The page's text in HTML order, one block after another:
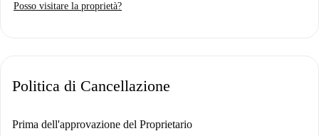
Posso visitare la proprietà?
Politica di Cancellazione
Prima dell'approvazione del Proprietario